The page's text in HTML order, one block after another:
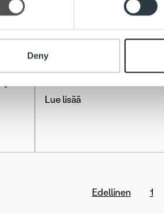
that you’ve provided to them or
DenyHaemme kirjanpitäjää ja
Lue lisää
Edellinen 1